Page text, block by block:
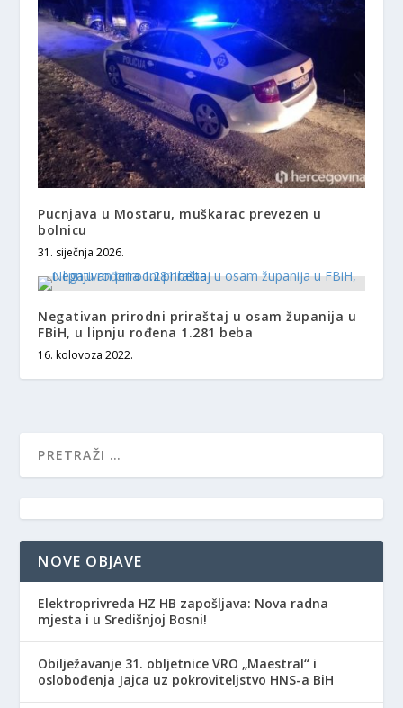
Pucnjava u Mostaru, muškarac prevezen u
bolnicu
31. siječnja 2026.
Negativan prirodni priraštaj u osam županija u
FBiH, u lipnju rođena 1.281 beba
16. kolovoza 2022.
NOVE OBJAVE
Elektroprivreda HZ HB zapošljava: Nova radna
mjesta i u Središnjoj Bosni!
Obilježavanje 31. obljetnice VRO „Maestral“ i
oslobođenja Jajca uz pokroviteljstvo HNS-a BiH